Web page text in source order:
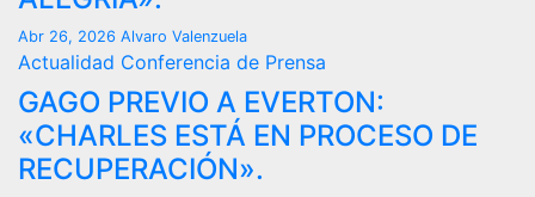
Abr 26, 2026 Alvaro Valenzuela
Actualidad Conferencia de Prensa
GAGO PREVIO A EVERTON:
«CHARLES ESTÁ EN PROCESO DE
RECUPERACIÓN».